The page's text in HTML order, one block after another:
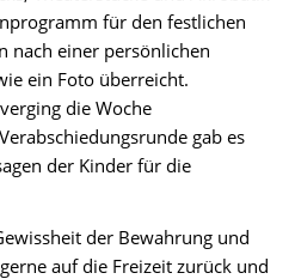
für den festlichen
nach einer persönlichen
ein Foto überreicht.
die Woche
gab es
der Kinder für die
der Bewahrung und
auf die Freizeit zurück und